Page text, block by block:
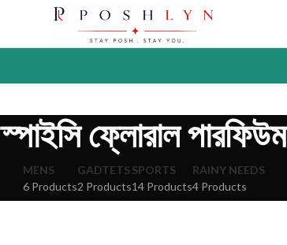
স্পাইসি ফ্লোরাল পারফিউম
MENS
6 Products
GADTETS
2 Products
SPORTS
14 Products
RAINY NEEDS
4 Products